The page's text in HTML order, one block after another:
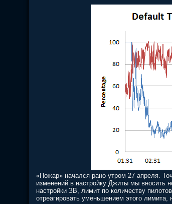
«Пожар» начался рано утром 27 апреля.
изменений в настройку Джиты мы вносить
настройки ЗВ, лимит по количеству
отреагировать уменьшением этого